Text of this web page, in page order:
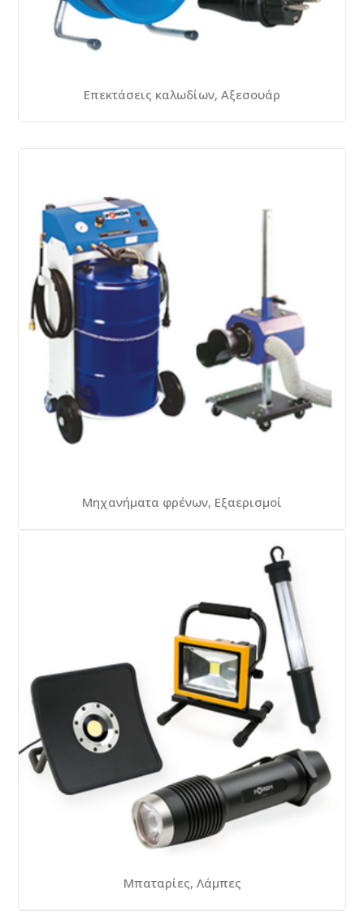
Επεκτάσεις καλωδίων, Αξεσουάρ
Μηχανήματα φρένων, Εξαερισμοί
Μπαταρίες, Λάμπες